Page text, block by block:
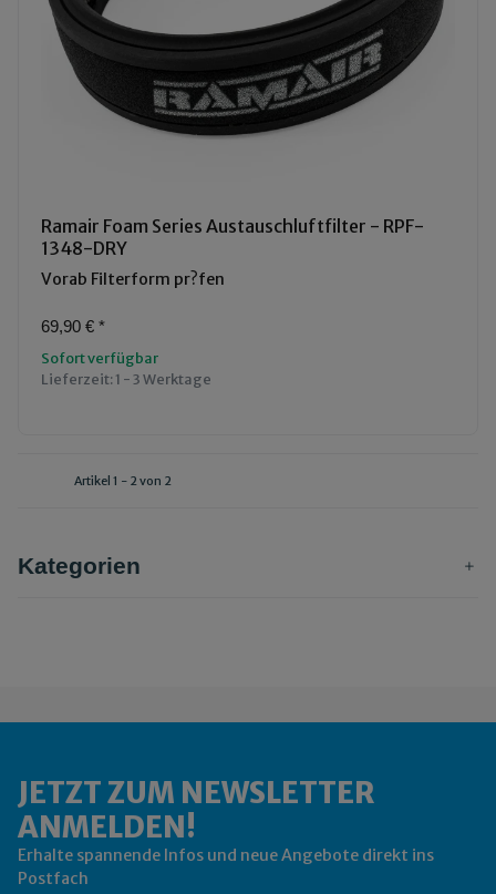
Ramair Foam Series Austauschluftfilter - RPF-
1348-DRY
Vorab Filterform pr?fen
69,90 € *
Sofort verfügbar
Lieferzeit:1 - 3 Werktage
Artikel 1 - 2 von 2
Kategorien
JETZT ZUM NEWSLETTER
ANMELDEN!
Erhalte spannende Infos und neue Angebote direkt ins
Postfach